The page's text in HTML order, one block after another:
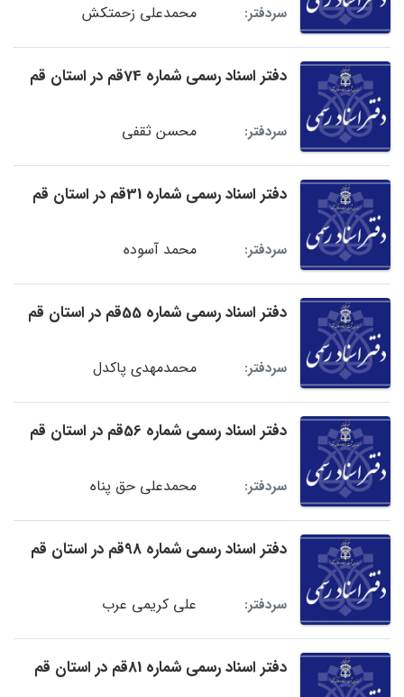
سردفتر: محمدعلی زحمتکش
دفتر اسناد رسمی شماره 74قم در استان قم
سردفتر: محسن ثقفی
دفتر اسناد رسمی شماره 31قم در استان قم
سردفتر: محمد آسوده
دفتر اسناد رسمی شماره 55قم در استان قم
سردفتر: محمدمهدی پاکدل
دفتر اسناد رسمی شماره 56قم در استان قم
سردفتر: محمدعلی حق پناه
دفتر اسناد رسمی شماره 98قم در استان قم
سردفتر: علی کریمی عرب
دفتر اسناد رسمی شماره 81قم در استان قم